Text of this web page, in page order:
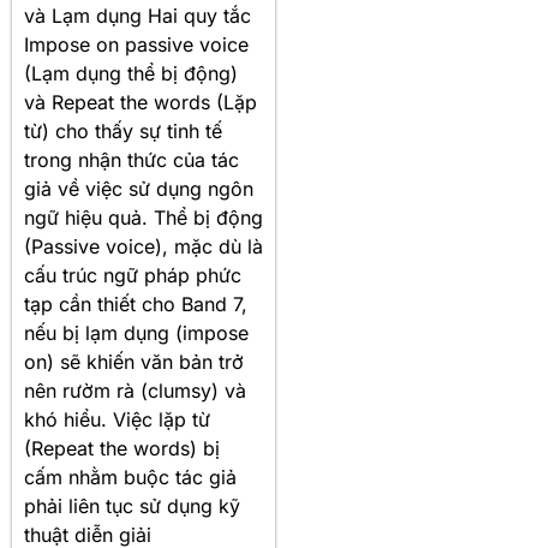
và Lạm dụng Hai quy tắc
Impose on passive voice
(Lạm dụng thể bị động)
và Repeat the words (Lặp
từ) cho thấy sự tinh tế
trong nhận thức của tác
giả về việc sử dụng ngôn
ngữ hiệu quả. Thể bị động
(Passive voice), mặc dù là
cấu trúc ngữ pháp phức
tạp cần thiết cho Band 7,
nếu bị lạm dụng (impose
on) sẽ khiến văn bản trở
nên rườm rà (clumsy) và
khó hiểu. Việc lặp từ
(Repeat the words) bị
cấm nhằm buộc tác giả
phải liên tục sử dụng kỹ
thuật diễn giải